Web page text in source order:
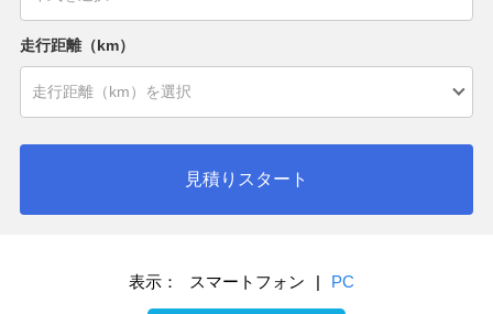
走行距離（km）
見積りスタート
表示： スマートフォン | PC